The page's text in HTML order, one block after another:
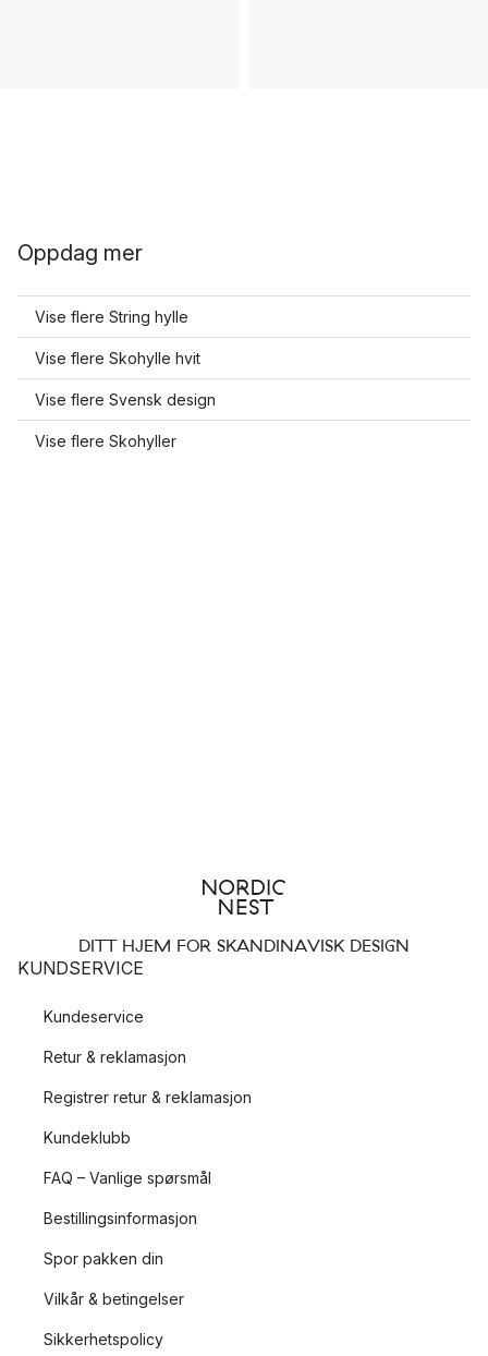
Oppdag mer
Vise flere String hylle
Vise flere Skohylle hvit
Vise flere Svensk design
Vise flere Skohyller
DITT HJEM FOR SKANDINAVISK DESIGN
KUNDSERVICE
Kundeservice
Retur & reklamasjon
Registrer retur & reklamasjon
Kundeklubb
FAQ – Vanlige spørsmål
Bestillingsinformasjon
Spor pakken din
Vilkår & betingelser
Sikkerhetspolicy